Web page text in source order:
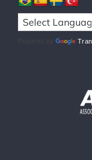
Powered by